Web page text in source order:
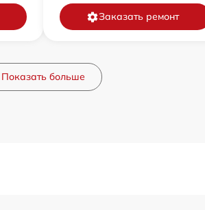
Заказать ремонт
Показать больше